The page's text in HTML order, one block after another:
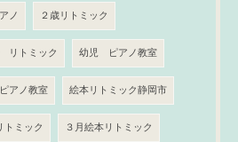
ノ ２歳リトミック
リトミック 幼児 ピアノ教室
アノ教室 絵本リトミック静岡市
ミック ３月絵本リトミック